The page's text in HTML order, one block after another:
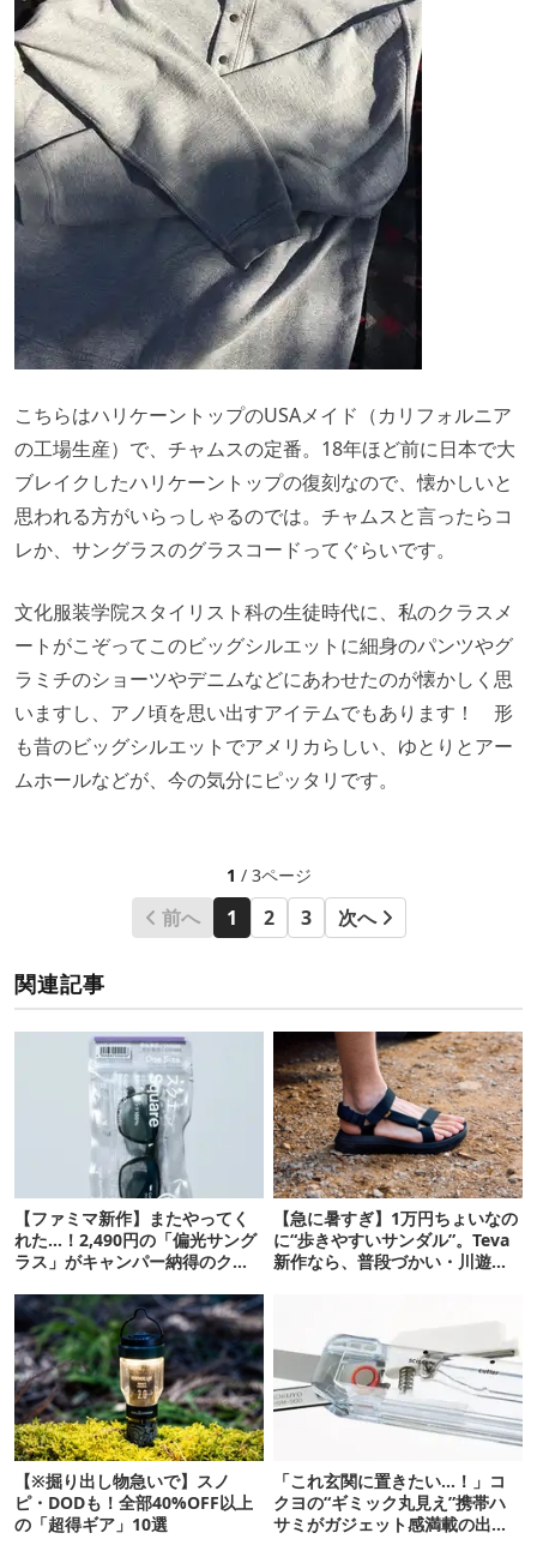
こちらはハリケーントップのUSAメイド（カリフォルニア
の工場生産）で、チャムスの定番。18年ほど前に日本で大
ブレイクしたハリケーントップの復刻なので、懐かしいと
思われる方がいらっしゃるのでは。チャムスと言ったらコ
レか、サングラスのグラスコードってぐらいです。
文化服装学院スタイリスト科の生徒時代に、私のクラスメ
ートがこぞってこのビッグシルエットに細身のパンツやグ
ラミチのショーツやデニムなどにあわせたのが懐かしく思
いますし、アノ頃を思い出すアイテムでもあります！ 形
も昔のビッグシルエットでアメリカらしい、ゆとりとアー
ムホールなどが、今の気分にピッタリです。
1 / 3ページ
前へ 1 2 3 次へ
関連記事
【ファミマ新作】またやってく
れた…！2,490円の「偏光サング
ラス」がキャンパー納得のクオ
【急に暑すぎ】1万円ちょいなの
に“歩きやすいサンダル”。Teva
新作なら、普段づかい・川遊
【※掘り出し物急いで】スノ
ピ・DODも！全部40%OFF以上
の「超得ギア」10選
「これ玄関に置きたい…！」コ
クヨの“ギミック丸見え”携帯ハ
サミがガジェット感満載の出来